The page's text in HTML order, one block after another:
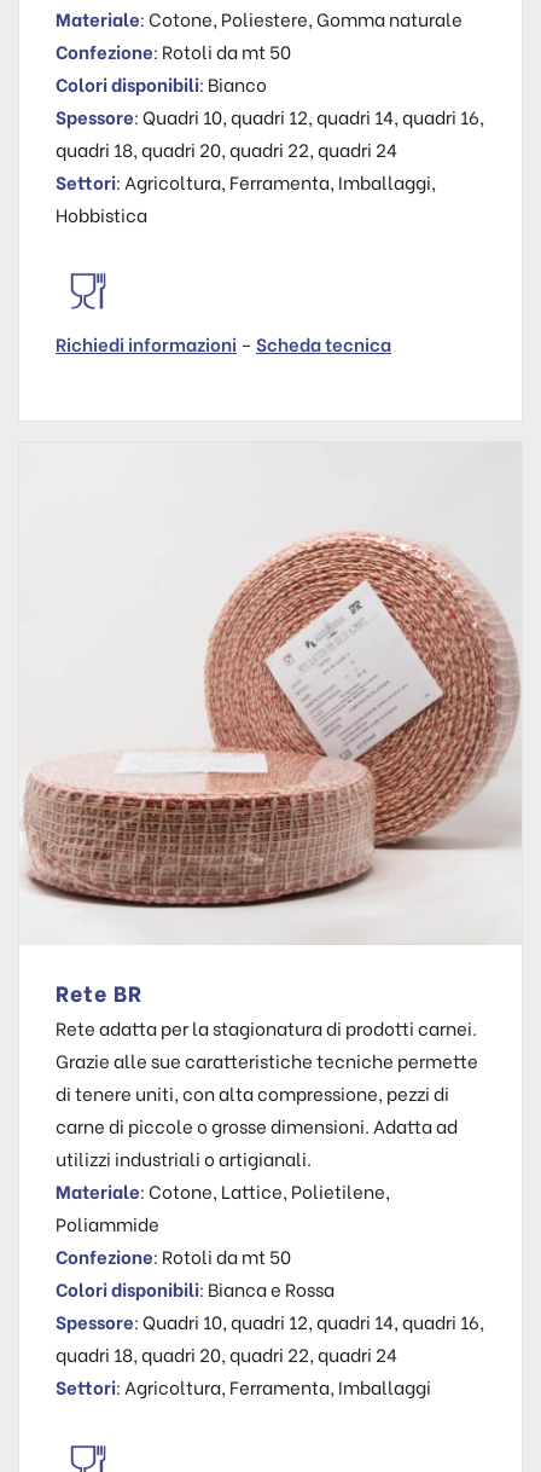
Materiale: Cotone, Poliestere, Gomma naturale
Confezione: Rotoli da mt 50
Colori disponibili: Bianco
Spessore: Quadri 10, quadri 12, quadri 14, quadri 16,
quadri 18, quadri 20, quadri 22, quadri 24
Settori: Agricoltura, Ferramenta, Imballaggi,
Hobbistica
Richiedi informazioni – Scheda tecnica
Rete BR
Rete adatta per la stagionatura di prodotti carnei.
Grazie alle sue caratteristiche tecniche permette
di tenere uniti, con alta compressione, pezzi di
carne di piccole o grosse dimensioni. Adatta ad
utilizzi industriali o artigianali.
Materiale: Cotone, Lattice, Polietilene,
Poliammide
Confezione: Rotoli da mt 50
Colori disponibili: Bianca e Rossa
Spessore: Quadri 10, quadri 12, quadri 14, quadri 16,
quadri 18, quadri 20, quadri 22, quadri 24
Settori: Agricoltura, Ferramenta, Imballaggi